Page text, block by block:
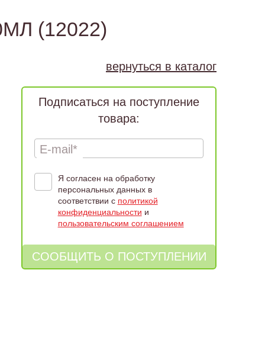
(12022)
вернуться в каталог
Подписаться на поступление
товара:
E-mail*
Я согласен на обработку
персональных данных в
соответствии с политикой
конфиденциальности и
пользовательским соглашением